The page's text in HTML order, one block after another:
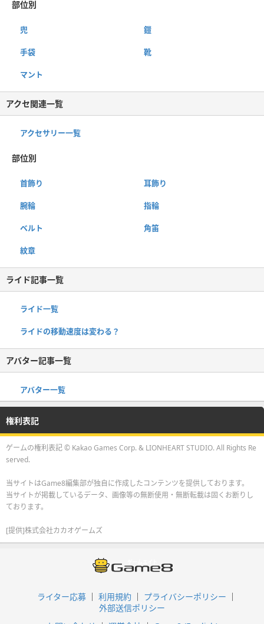
部位別
兜 鎧
手袋 靴
マント
アクセ関連一覧
アクセサリー一覧
部位別
首飾り 耳飾り
腕輪 指輪
ベルト 角笛
紋章
ライド記事一覧
ライド一覧
ライドの移動速度は変わる？
アバター記事一覧
アバター一覧
権利表記
ゲームの権利表記 © Kakao Games Corp. & LIONHEART STUDIO. All Rights Re
served.
当サイトはGame8編集部が独自に作成したコンテンツを提供しております。
当サイトが掲載しているデータ、画像等の無断使用・無断転載は固くお断りし
ております。
[提供]株式会社カカオゲームズ
ライター応募 利用規約
プライバシーポリシー
外部送信ポリシー